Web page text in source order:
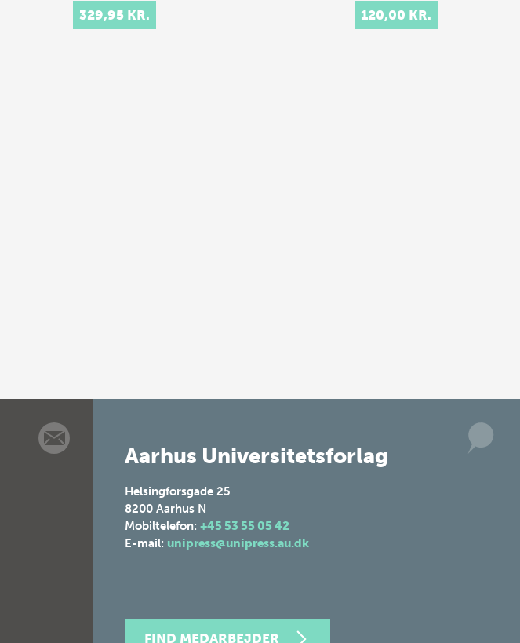
ud af de trykte…
329,95 KR. 120,00 KR.
Aarhus Universitetsforlag
Helsingforsgade 25
8200 Aarhus N
Mobiltelefon: +45 53 55 05 42
E-mail: unipress@unipress.au.dk
FIND MEDARBEJDER